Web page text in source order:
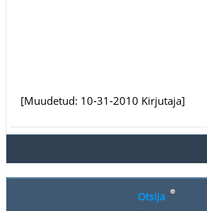
[Muudetud: 10-31-2010 Kirjutaja]
Otsija